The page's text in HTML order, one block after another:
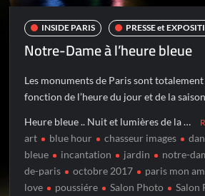
INSIDE PARIS PRESSE et
Notre-Dame à l’heure bleue
Les monuments de Paris sont
fonction de l’heure du jour et de la
Heure bleue .. Nuit et lumières de la …
art blue hour chasseur images
bleue
incantation jardin notre-
de-paris
octobre 2017 paris mon
love
poussiére Salon Photo Salon